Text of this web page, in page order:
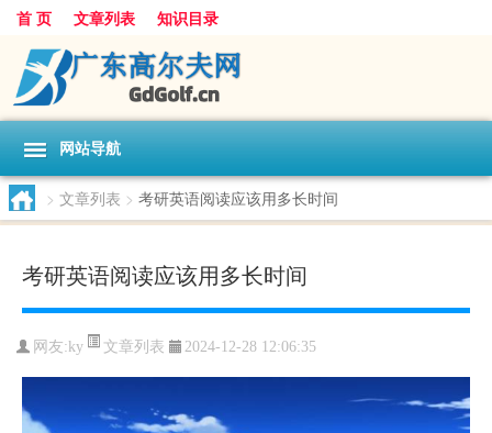
首 页 文章列表 知识目录
网站导航
> 文章列表 > 考研英语阅读应该用多长时间
考研英语阅读应该用多长时间
网友: ky 文章列表 2024-12-28 12:06:35